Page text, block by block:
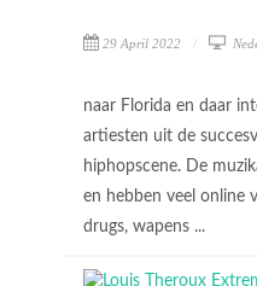
29 April 2022
naar Florida en daar
artiesten uit de
hiphopscene. De
en hebben veel online
drugs, wapens ...